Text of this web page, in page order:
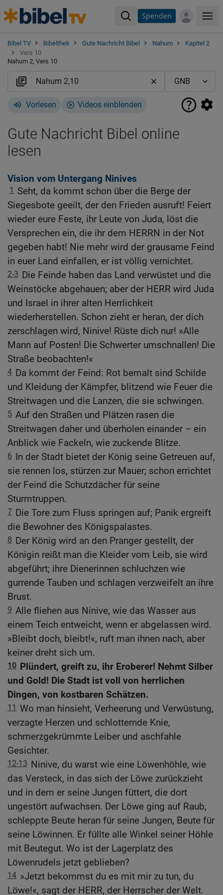
Spenden
Bibel TV Bibelthek Gute Nachricht Bibel Nahum
Kapitel 2
Vers 10
Nahum 2, Vers 10
Vorlesen Videos einblenden
Gute Nachricht Bibel online
lesen
Vision vom Untergang Ninives
1
Seht, da kommt schon über die Berge der
Siegesbote geeilt, der den Frieden ausruft! Feiert
wieder eure Feste, ihr Leute von Juda, löst die
Versprechen ein, die ihr dem HERRN in der Not
gegeben habt! Nie mehr wird der grausame Feind
in euer Land einfallen, er ist völlig vernichtet.
2-3 Die Feinde haben das Land verwüstet und die
Weinstöcke abgehauen; aber der HERR wird Juda
und Israel in ihrer alten Herrlichkeit
wiederherstellen. Schon zieht er heran, der dich
zerschlagen wird, Ninive! Rüste dich nur! »Alle
Mann auf Posten! Die Schwerter umschnallen! Die
Straße beobachten!«
4 Da kommt der Feind: Rot bemalt sind Schilde
und Kleidung der Kämpfer, blitzend wie Feuer die
Streitwagen und die Lanzen, die sie schwingen.
5 Auf den Straßen und Plätzen rasen die
Streitwagen daher und überholen einander – ein
Anblick wie Fackeln, wie zuckende Blitze.
6 In der Stadt bietet der König seine Getreuen auf,
sie rennen los, stürzen zur Mauer; schon errichtet
der Feind die Schutzdächer für seine
Sturmtruppen.
7 Die Tore zum Fluss springen auf; Panik ergreift
die Bewohner des Königspalastes.
8 Der König wird an den Pranger gestellt, der
Königin reißt man die Kleider vom Leib, sie wird
abgeführt; ihre Dienerinnen schluchzen wie
gurrende Tauben und schlagen verzweifelt an ihre
Brust.
9 Alle fliehen aus Ninive, wie das Wasser aus
einem Teich entweicht, wenn er abgelassen wird.
»Bleibt doch, bleibt!«, ruft man ihnen nach, aber
keiner dreht sich um.
10 Plündert, greift zu, ihr Eroberer! Nehmt Silber
und Gold! Die Stadt ist voll von herrlichen
Dingen, von kostbaren Schätzen.
11 Wo man hinsieht, Verheerung und Verwüstung,
verzagte Herzen und schlotternde Knie,
schmerzgekrümmte Leiber und aschfahle
Gesichter.
12-13 Ninive, du warst wie eine Löwenhöhle, wie
das Versteck, in das sich der Löwe zurückzieht
und in dem er seine Jungen füttert, die dort
ungestört aufwachsen. Der Löwe ging auf Raub,
schleppte Beute heran für seine Jungen, Beute für
seine Löwinnen. Er füllte alle Winkel seiner Höhle
mit Beutegut. Wo ist der Lagerplatz des
Löwenrudels jetzt geblieben?
14 »Jetzt bekommst du es mit mir zu tun, du
Löwe!«, sagt der HERR, der Herrscher der Welt.